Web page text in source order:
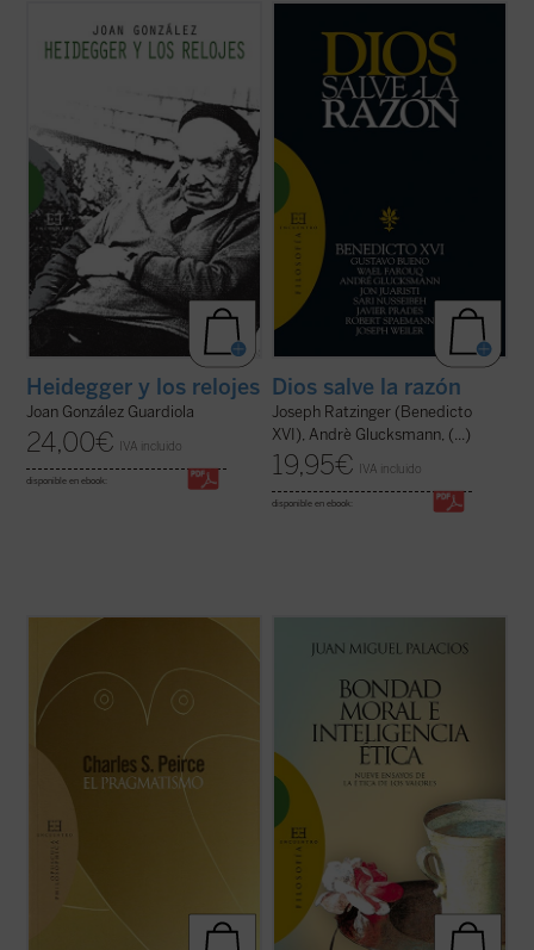
filosofía del siglo XX ha levantado sobre el
tiempo es la famosa tesis de Heidegger
(ver ficha)
Heidegger y los relojes
Joan González Guardiola
24,00€ IVA incluido
disponible en ebook:
naturaleza de Dios» (Manuel II Paleólogo)
Diversos intelectuales de primera línea,
provenientes de diferentes países,
tradiciones religiosas y posiciones
culturales, se dan cita en este ... (ver ficha)
Dios salve la razón
Joseph Ratzinger (Benedicto
XVI), Andrè Glucksmann, (...)
19,95€ IVA incluido
disponible en ebook:
En los últimos años de su vida, Charles S.
Peirce, «el intelecto más original y versátil
que América ha producido», retoma
muchas cuestiones dentro de su evolución
intelectual y trata de dar una forma
definitiva al sistema de su pensamiento. ...
los valores y la ética fundada en ellos
habla tan sólo de valores bursátiles. Ahora
también los pedagogos ensayan desde sus
tarimas la educación en valores, ...